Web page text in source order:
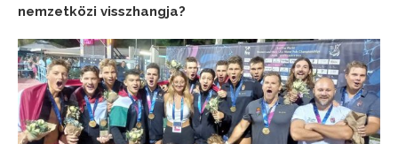
nemzetközi visszhangja?